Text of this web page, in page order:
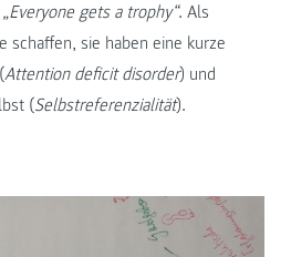
„Everyone gets a trophy“. Als
schaffen, sie haben eine kurze
Attention deficit disorder) und
(Selbstreferenzialität).